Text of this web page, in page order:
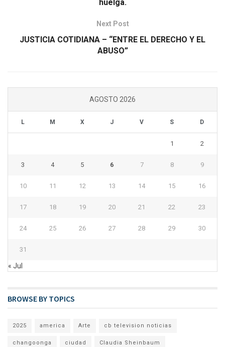
huelga.
Next Post
JUSTICIA COTIDIANA – “ENTRE EL DERECHO Y EL
ABUSO”
AGOSTO 2026
L M X J V S D
1 2
3 4 5 6 7 8 9
10 11 12 13 14 15 16
17 18 19 20 21 22 23
24 25 26 27 28 29 30
31
« Jul
BROWSE BY TOPICS
2025 america Arte cb television noticias
changoonga ciudad Claudia Sheinbaum